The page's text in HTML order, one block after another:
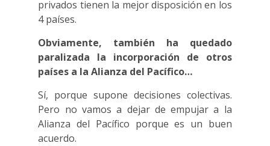
privados tienen la mejor disposición en los
4 países.
Obviamente, también ha quedado
paralizada la incorporación de otros
países a la Alianza del Pacífico…
Sí, porque supone decisiones colectivas.
Pero no vamos a dejar de empujar a la
Alianza del Pacífico porque es un buen
acuerdo.